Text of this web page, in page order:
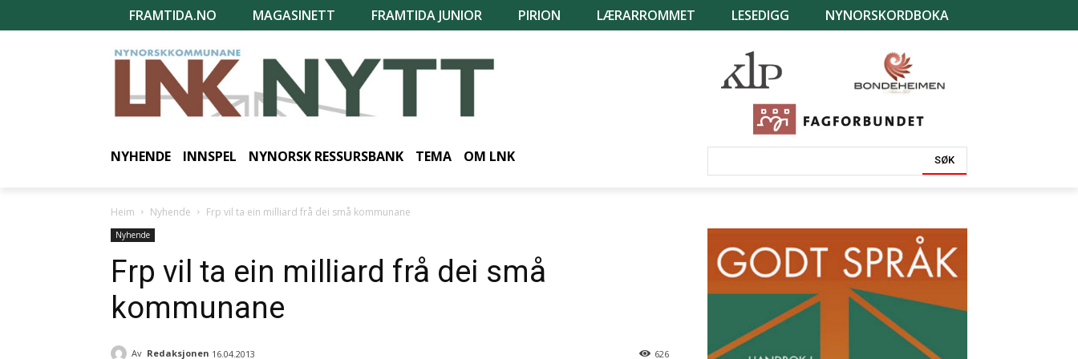
FRAMTIDA.NO MAGASINETT FRAMTIDA JUNIOR PIRION LÆRARROMMET LESEDIGG NYNORSKORDBOKA
NYHENDE INNSPEL NYNORSK RESSURSBANK TEMA OM LNK SØK
Heim Nyhende Frp vil ta ein milliard frå dei små kommunane
Nyhende
Frp vil ta ein milliard frå dei små
kommunane
Av Redaksjonen 16.04.2013 626